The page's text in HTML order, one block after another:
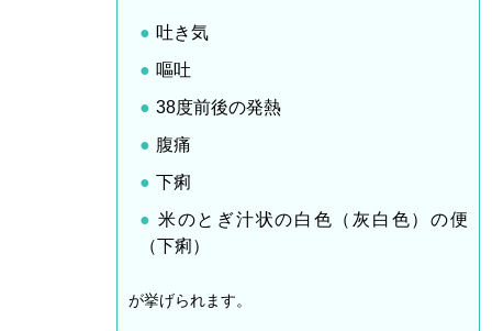
吐き気
嘔吐
38度前後の発熱
腹痛
下痢
米のとぎ汁状の白色（灰白色）の便
（下痢）
が挙げられます。